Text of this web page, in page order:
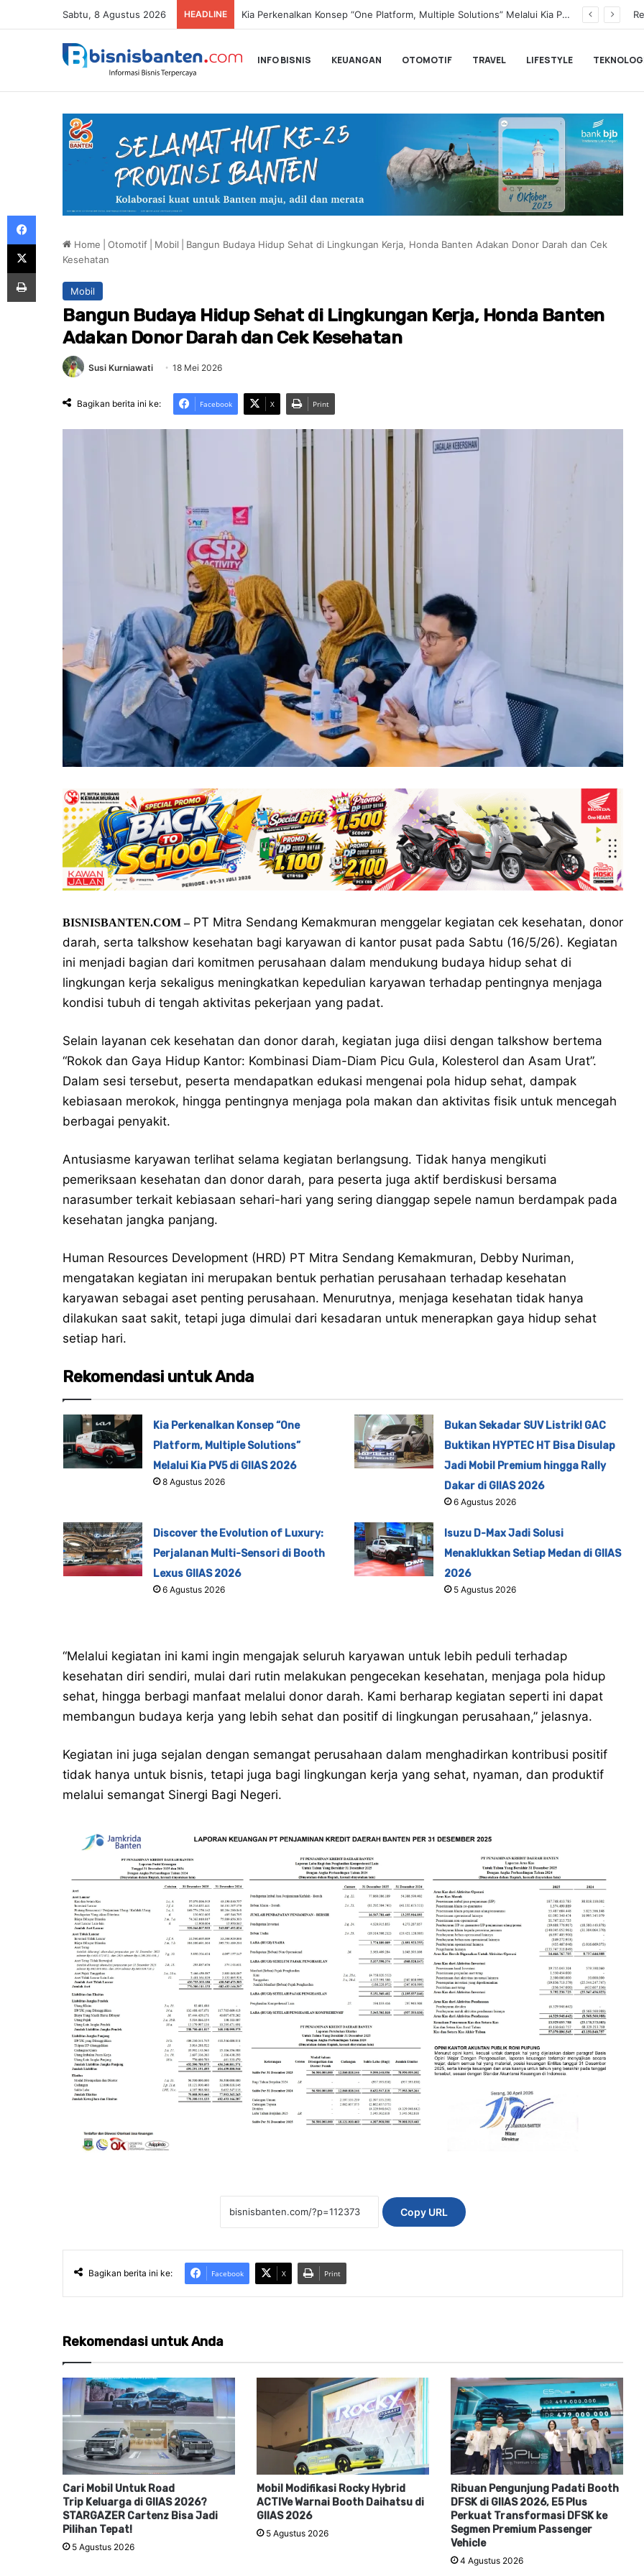
Sabtu, 8 Agustus 2026 HEADLINE Transformasi Digital Perkuat Layanan, Bank bjb Raih Lima Titanium Awards pada PRIMA Awards 2026
INFO BISNIS KEUANGAN OTOMOTIF TRAVEL LIFESTYLE
Home Otomotif Mobil
Bangun Budaya Hidup Sehat di Lingkungan Kerja, Honda Banten Adakan Donor Darah dan Cek
Kesehatan
Mobil
Bangun Budaya Hidup Sehat di Lingkungan Kerja, Honda Banten
Adakan Donor Darah dan Cek Kesehatan
Susi Kurniawati 18 Mei 2026
Bagikan berita ini ke: Facebook X Print
BISNISBANTEN.COM –PT Mitra Sendang Kemakmuran menggelar kegiatan cek kesehatan, donor
darah, serta talkshow kesehatan bagi karyawan di kantor pusat pada Sabtu (16/5/26). Kegiatan
ini menjadi bagian dari komitmen perusahaan dalam mendukung budaya hidup sehat di
lingkungan kerja sekaligus meningkatkan kepedulian karyawan terhadap pentingnya menjaga
kondisi tubuh di tengah aktivitas pekerjaan yang padat.
Selain layanan cek kesehatan dan donor darah, kegiatan juga diisi dengan talkshow bertema
“Rokok dan Gaya Hidup Kantor: Kombinasi Diam-Diam Picu Gula, Kolesterol dan Asam Urat”.
Dalam sesi tersebut, peserta mendapatkan edukasi mengenai pola hidup sehat, dampak
kebiasaan merokok, hingga pentingnya menjaga pola makan dan aktivitas fisik untuk mencegah
berbagai penyakit.
Antusiasme karyawan terlihat selama kegiatan berlangsung. Tidak hanya mengikuti
pemeriksaan kesehatan dan donor darah, para peserta juga aktif berdiskusi bersama
narasumber terkait kebiasaan sehari-hari yang sering dianggap sepele namun berdampak pada
kesehatan jangka panjang.
Human Resources Development (HRD) PT Mitra Sendang Kemakmuran, Debby Nuriman,
mengatakan kegiatan ini merupakan bentuk perhatian perusahaan terhadap kesehatan
karyawan sebagai aset penting perusahaan. Menurutnya, menjaga kesehatan tidak hanya
dilakukan saat sakit, tetapi juga dimulai dari kesadaran untuk menerapkan gaya hidup sehat
setiap hari.
Rekomendasi untuk Anda
Kia Perkenalkan Konsep “One
Platform, Multiple Solutions”
Melalui Kia PV5 di GIIAS 2026
8 Agustus 2026
Bukan Sekadar SUV Listrik! GAC
Buktikan HYPTEC HT Bisa Disulap
Jadi Mobil Premium hingga Rally
Dakar di GIIAS 2026
6 Agustus 2026
Discover the Evolution of Luxury:
Perjalanan Multi-Sensori di Booth
Lexus GIIAS 2026
6 Agustus 2026
Isuzu D-Max Jadi Solusi
Menaklukkan Setiap Medan di GIIAS
2026
5 Agustus 2026
“Melalui kegiatan ini kami ingin mengajak seluruh karyawan untuk lebih peduli terhadap
kesehatan diri sendiri, mulai dari rutin melakukan pengecekan kesehatan, menjaga pola hidup
sehat, hingga berbagi manfaat melalui donor darah. Kami berharap kegiatan seperti ini dapat
membangun budaya kerja yang lebih sehat dan positif di lingkungan perusahaan,” jelasnya.
Kegiatan ini juga sejalan dengan semangat perusahaan dalam menghadirkan kontribusi positif
tidak hanya untuk bisnis, tetapi juga bagi lingkungan kerja yang sehat, nyaman, dan produktif
melalui semangat Sinergi Bagi Negeri.
Copy URL
Bagikan berita ini ke: Facebook X Print
Rekomendasi untuk Anda
Cari Mobil Untuk Road
Trip Keluarga di GIIAS 2026?
STARGAZER Cartenz Bisa Jadi
Pilihan Tepat!
5 Agustus 2026
Mobil Modifikasi Rocky Hybrid
ACTIVe Warnai Booth Daihatsu di
GIIAS 2026
5 Agustus 2026
Ribuan Pengunjung Padati Booth
DFSK di GIIAS 2026, E5 Plus
Perkuat Transformasi DFSK ke
Segmen Premium Passenger
Vehicle
4 Agustus 2026
Facebook